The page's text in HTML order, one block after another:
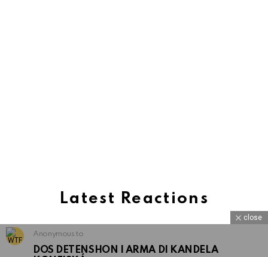
Latest Reactions
Anonymous to
DOS DETENSHON I ARMA DI KANDELA
close